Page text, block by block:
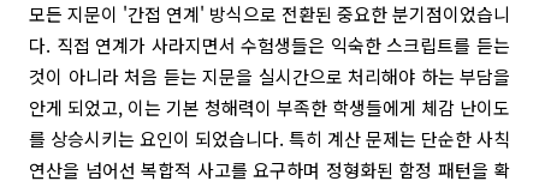
모든 지문이 '간접 연계' 방식으로 전환된 중요한 분기점이었습니
다. 직접 연계가 사라지면서 수험생들은 익숙한 스크립트를 듣는
것이 아니라 처음 듣는 지문을 실시간으로 처리해야 하는 부담을
안게 되었고, 이는 기본 청해력이 부족한 학생들에게 체감 난이도
를 상승시키는 요인이 되었습니다. 특히 계산 문제는 단순한 사칙
연산을 넘어선 복합적 사고를 요구하며 정형화된 함정 패턴을 확